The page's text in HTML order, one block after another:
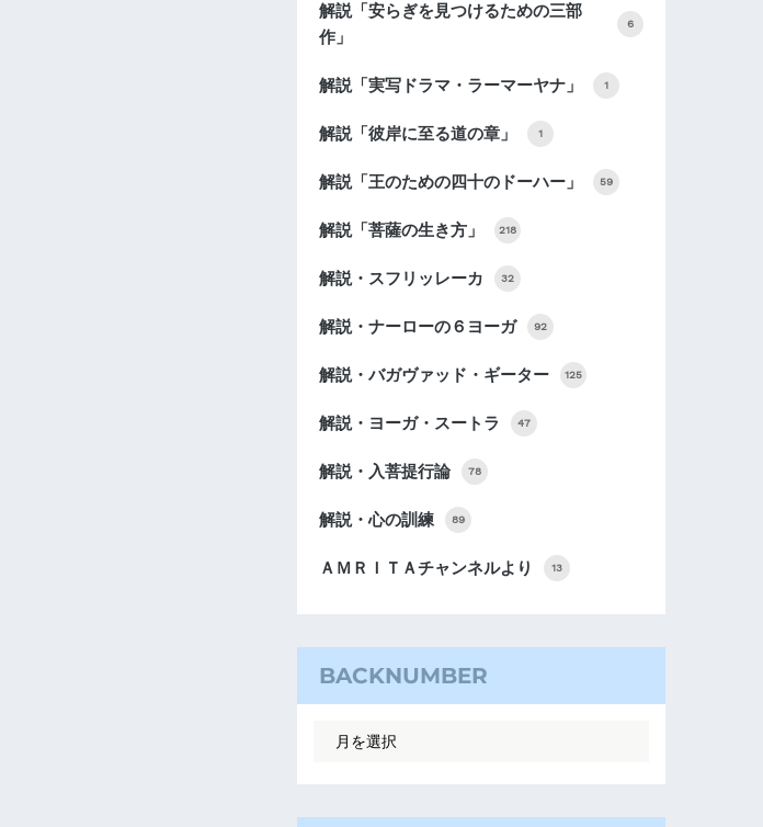
解説「安らぎを見つけるための三部
作」
6
解説「実写ドラマ・ラーマーヤナ」 1
解説「彼岸に至る道の章」 1
解説「王のための四十のドーハー」 59
解説「菩薩の生き方」 218
解説・スフリッレーカ 32
解説・ナーローの６ヨーガ 92
解説・バガヴァッド・ギーター 125
解説・ヨーガ・スートラ 47
解説・入菩提行論 78
解説・心の訓練 89
ＡＭＲＩＴＡチャンネルより 13
BACKNUMBER